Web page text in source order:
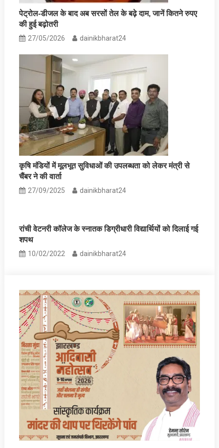
पेट्रोल-डीजल के बाद अब सरसों तेल के बढ़े दाम, जानें कितने रुपए
की हुई बढ़ोतरी
27/05/2026 dainikbharat24
कृषि मंडियों में मूलभूत सुविधाओं की उपलब्धता को लेकर मंत्री से
चैंबर ने की वार्ता
27/09/2025 dainikbharat24
रांची वेटनरी कॉलेज के स्‍नातक डिग्रीधारी विद्यार्थियों को दिलाई गई
शपथ
10/02/2022 dainikbharat24